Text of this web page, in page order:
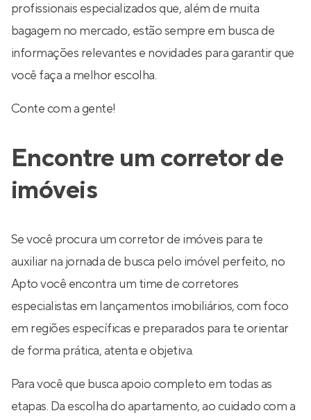
profissionais especializados que, além de muita
bagagem no mercado, estão sempre em busca de
informações relevantes e novidades para garantir que
você faça a melhor escolha.
Conte com a gente!
Encontre um corretor de
imóveis
Se você procura um corretor de imóveis para te
auxiliar na jornada de busca pelo imóvel perfeito, no
Apto você encontra um time de corretores
especialistas em lançamentos imobiliários, com foco
em regiões específicas e preparados para te orientar
de forma prática, atenta e objetiva.
Para você que busca apoio completo em todas as
etapas. Da escolha do apartamento, ao cuidado com a